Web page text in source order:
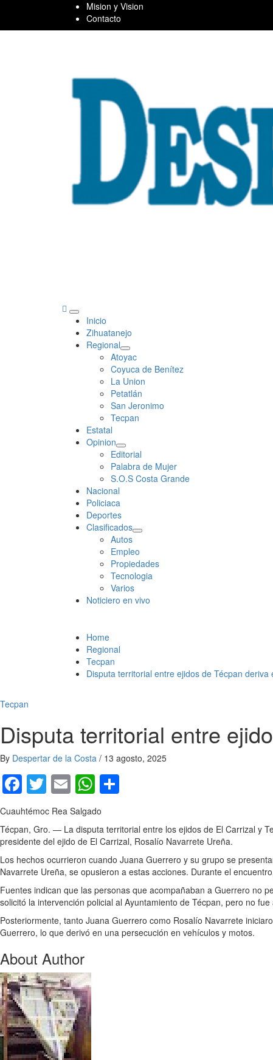
content
Mision y Vision
Contacto
Primary
Menu
Inicio
Zihuatanejo
Regional
Atoyac
Coyuca de Benítez
La Union
Petatlán
San Jeronimo
Tecpan
Estatal
Opinion
Editorial
Palabra de Mujer
S.O.S Costa Grande
Nacional
Policiaca
Deportes
Clasificados
Autos
Empleo
Propiedades
Tecnologia
Varios
Noticiero en vivo
Home
Regional
Tecpan
Disputa territorial entre ejidos de Técpan deriva
Tecpan
Disputa territorial entre
By Despertar de la Costa / 13 agosto, 2025
Facebook
Twitter
EmailWhatsApp
Cuauhtémoc Rea Salgado
Técpan, Gro. — La disputa territorial entre los ejidos de El Carrizal y
presidente del ejido de El Carrizal, Rosalío Navarrete Ureña.
Los hechos ocurrieron cuando Juana Guerrero y su grupo se
Navarrete Ureña, se opusieron a estas acciones. Durante el
Fuentes indican que las personas que acompañaban a Guerrero no
solicitó la intervención policial al Ayuntamiento de Técpan, pero no fue
Posteriormente, tanto Juana Guerrero como Rosalío Navarrete
Guerrero, lo que derivó en una persecución en vehículos y motos.
About Author